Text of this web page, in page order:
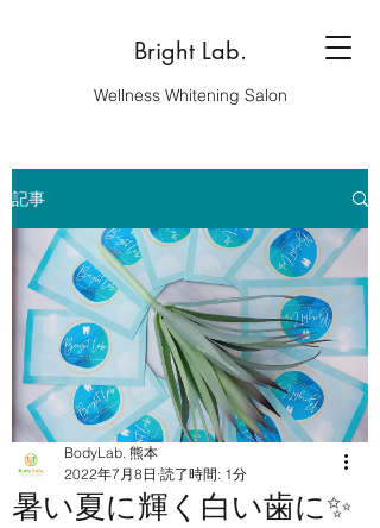
Bright Lab.
Wellness Whitening Salon
記事
暑い夏に輝く白い歯に✨
BodyLab. 熊本
2022年7月8日 読了時間: 1分